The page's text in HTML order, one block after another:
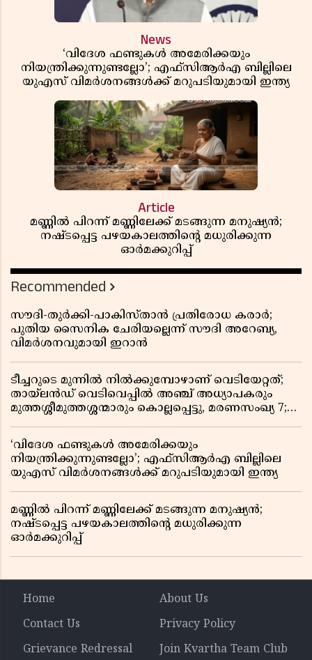
News
‘വിദേശ ഫണ്ടുകൾ അമേരിക്കയും
നിയന്ത്രിക്കുന്നുണ്ടല്ലോ’; എഫ്സിആർഎ ബില്ലിലെ
യുഎസ് വിമർശനങ്ങൾക്ക് മറുപടിയുമായി ഇന്ത്യ
Article
മണ്ണിൽ പിറന്ന് മണ്ണിലേക്ക് മടങ്ങുന്ന മനുഷ്യൻ;
നഷ്ടപ്പെട്ട പഴയകാലത്തിൻ്റെ മധുരിക്കുന്ന
ഓർമക്കുറിപ്പ്
Recommended
സൗദി-തുർക്കി-പാകിസ്താൻ പ്രതിരോധ കരാർ;
പുതിയ സൈനിക ചേരിയല്ലെന്ന് സൗദി അറേബ്യ,
വിമർശനവുമായി ഇറാൻ
ടീച്ചറുടെ മുന്നിൽ നിൽക്കുമ്പോഴാണ് വെടിയേറ്റത്;
തായ്‌ലൻഡ് വെടിവെപ്പിൽ അഞ്ച് അധ്യാപകരും
മുത്തശ്ശീമുത്തശ്ശന്മാരും കൊല്ലപ്പെട്ടു, മരണസംഖ്യ 7;
‘വിദേശ ഫണ്ടുകൾ അമേരിക്കയും
നിയന്ത്രിക്കുന്നുണ്ടല്ലോ’; എഫ്സിആർഎ ബില്ലിലെ
യുഎസ് വിമർശനങ്ങൾക്ക് മറുപടിയുമായി ഇന്ത്യ
മണ്ണിൽ പിറന്ന് മണ്ണിലേക്ക് മടങ്ങുന്ന മനുഷ്യൻ;
നഷ്ടപ്പെട്ട പഴയകാലത്തിൻ്റെ മധുരിക്കുന്ന
ഓർമക്കുറിപ്പ്
Home
About Us
Contact Us
Privacy Policy
Grievance Redressal
Join Kvartha Team Club